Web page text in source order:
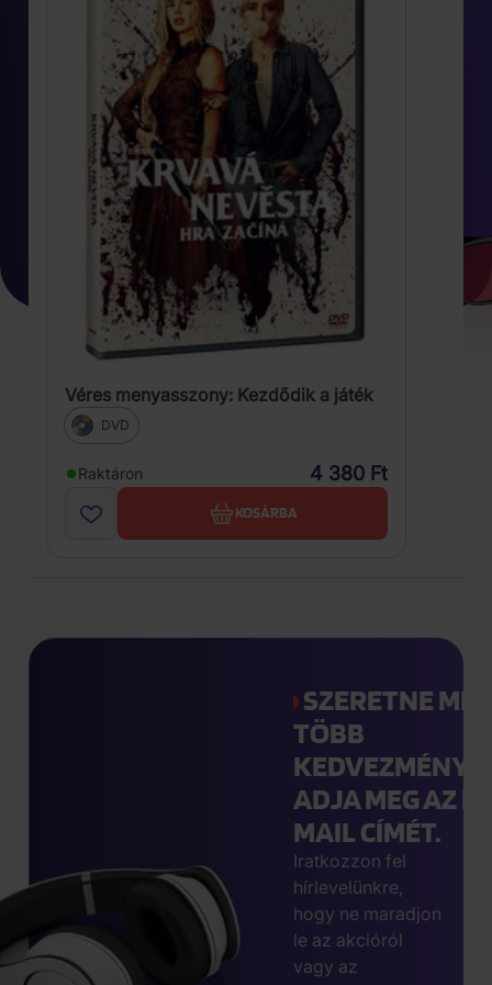
Véres menyasszony: Kezdődik a játék
DVD
Raktáron 4 380 Ft
KOSÁRBA
SZERETNE MÉG
TÖBB
ADJA MEG AZ E-
MAIL CÍMÉT.
Iratkozzon fel
hírlevelünkre,
hogy ne maradjon
le az akcióról
vagy az